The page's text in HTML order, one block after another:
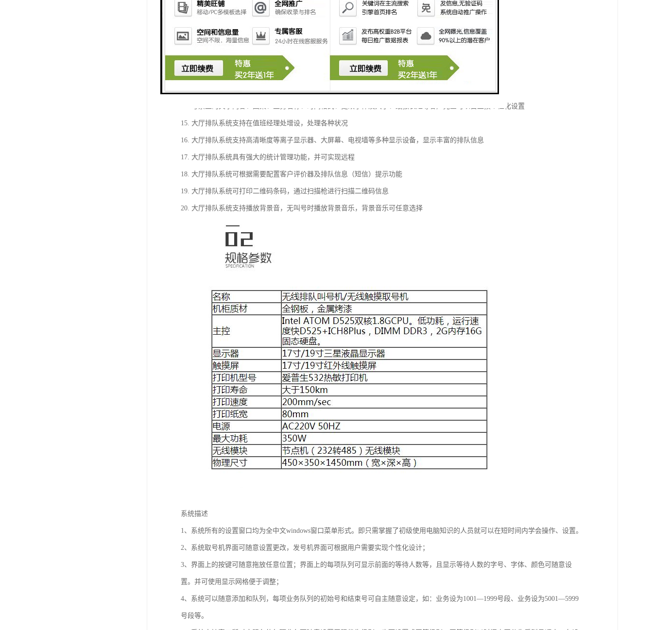
8. 大厅排队系统各项业务的工作时段及暂停时段客户完全可以自主设定
10. 语音呼叫的信息客户完全可以自主按个性化更改
11. 显示屏的任何显示信息客户完全可以自主按个性化更改
12. 顾客办理各项业务的序号客户完全可以自主设置
13. 工作员工所办理的业务队列客户完全可以自意设置优先级
14. 号票上的文字内容、图案、业务名称、时间格式、更改字体及大小、纸张长短等客户完全可以自主按个性化设置
15. 大厅排队系统支持在值班经理处增设，处理各种状况
16. 大厅排队系统支持高清晰度等离子显示器、大屏幕、电视墙等多种显示设备，显示丰富的排队信息
17. 大厅排队系统具有强大的统计管理功能，并可实现远程
18. 大厅排队系统可根据需要配置客户评价器及排队信息（短信）提示功能
19. 大厅排队系统可打印二维码条码，通过扫描枪进行扫描二维码信息
20. 大厅排队系统支持播放背景音，无叫号时播放背景音乐，背景音乐可任意选择
系统描述
1、系统所有的设置窗口均为全中文windows窗口菜单形式。即只需掌握了初级使用电脑知识的人员就可以在短时间内学会操作、设置。
2、系统取号机界面可随意设置更改，发号机界面可根据用户需要实现个性化设计；
3、界面上的按键可随意拖放任意位置；界面上的每项队列可显示前面的等待人数等，且显示等待人数的字号、字体、颜色可随意设
置。并可使用显示网格便于调整；
4、系统可以随意添加和队列，每项业务队列的初始号和结束号可自主随意设定，如：业务设为1001—1999号段、业务设为5001—5999
号段等。